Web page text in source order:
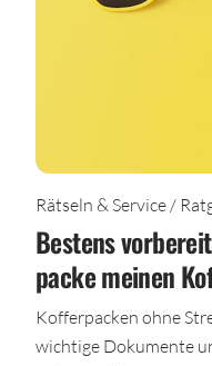
Rätseln & Service /
Bestens
packe meinen
Kofferpacken ohne
wichtige Dokumente